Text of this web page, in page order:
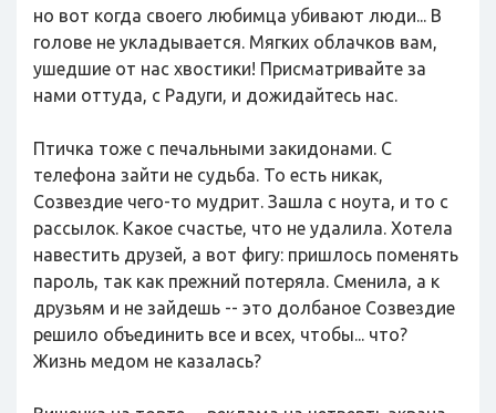
но вот когда своего любимца убивают люди... В
голове не укладывается. Мягких облачков вам,
ушедшие от нас хвостики! Присматривайте за
нами оттуда, с Радуги, и дожидайтесь нас.
Птичка тоже с печальными закидонами. С
телефона зайти не судьба. То есть никак,
Созвездие чего-то мудрит. Зашла с ноута, и то с
рассылок. Какое счастье, что не удалила. Хотела
навестить друзей, а вот фигу: пришлось поменять
пароль, так как прежний потеряла. Сменила, а к
друзьям и не зайдешь -- это долбаное Созвездие
решило объединить все и всех, чтобы... что?
Жизнь медом не казалась?